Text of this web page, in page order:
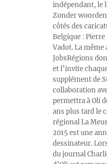
indépendant, le
Zonder
côtés des
Belgique :
Vadot. La même
JobsRégions
et l’invite
supplément de
collaboration
permettra à Oli
ans plus tard le
régional La
2015 est une
dessinateur.
du journal